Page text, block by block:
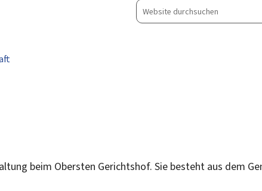
Website
durchsuchen
beim Obersten Gerichtshof. Sie besteht aus dem